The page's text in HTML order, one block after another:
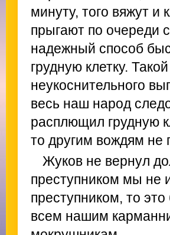
минуту, того вяжут
прыгают по очереди
надежный способ
грудную клетку.
неукоснительного
весь наш народ
расплющил грудную
то другим вождям не
Жуков не вернул
преступником мы не
преступником, то
всем нашим